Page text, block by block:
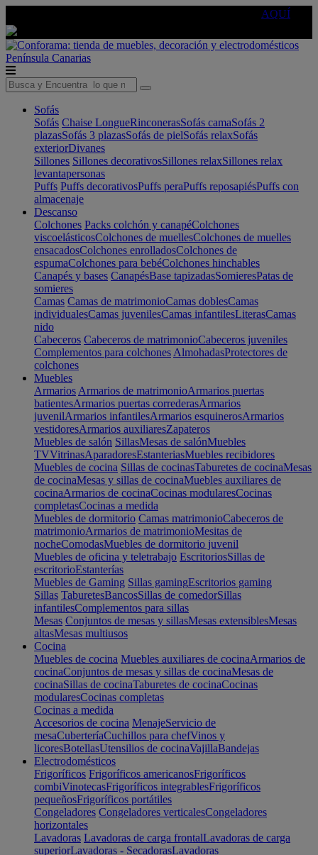
AQUÍ
Península Canarias
Sofás
Sofás Chaise LongueRinconerasSofás camaSofás 2
plazasSofás 3 plazasSofás de pielSofás relaxSofás
exteriorDivanes
Sillones Sillones decorativosSillones relaxSillones relax
levantapersonas
Puffs Puffs decorativosPuffs peraPuffs reposapiésPuffs con
almacenaje
Descanso
Colchones Packs colchón y canapéColchones
viscoelásticosColchones de muellesColchones de muelles
ensacadosColchones enrolladosColchones de
espumaColchones para bebéColchones hinchables
Canapés y bases CanapésBase tapizadasSomieresPatas de
somieres
Camas Camas de matrimonioCamas doblesCamas
individualesCamas juvenilesCamas infantilesLiterasCamas
nido
Cabeceros Cabeceros de matrimonioCabeceros juveniles
Complementos para colchones AlmohadasProtectores de
colchones
Muebles
Armarios Armarios de matrimonioArmarios puertas
batientesArmarios puertas correderasArmarios
juvenilArmarios infantilesArmarios esquinerosArmarios
vestidoresArmarios auxiliaresZapateros
Muebles de salón SillasMesas de salónMuebles
TVVitrinasAparadoresEstanteriasMuebles recibidores
Muebles de cocina Sillas de cocinasTaburetes de cocinaMesas
de cocinaMesas y sillas de cocinaMuebles auxiliares de
cocinaArmarios de cocinaCocinas modularesCocinas
completasCocinas a medida
Muebles de dormitorio Camas matrimonioCabeceros de
matrimonioArmarios de matrimonioMesitas de
nocheComodasMuebles de dormitorio juvenil
Muebles de oficina y teletrabajo EscritoriosSillas de
escritorioEstanterías
Muebles de Gaming Sillas gamingEscritorios gaming
Sillas TaburetesBancosSillas de comedorSillas
infantilesComplementos para sillas
Mesas Conjuntos de mesas y sillasMesas extensiblesMesas
altasMesas multiusos
Cocina
Muebles de cocina Muebles auxiliares de cocinaArmarios de
cocinaConjuntos de mesas y sillas de cocinaMesas de
cocinaSillas de cocinaTaburetes de cocinaCocinas
modularesCocinas completas
Cocinas a medida
Accesorios de cocina MenajeServicio de
mesaCuberteríaCuchillos para chefVinos y
licoresBotellasUtensilios de cocinaVajillaBandejas
Electrodomésticos
Frigoríficos Frigoríficos americanosFrigoríficos
combiVinotecasFrigoríficos integrablesFrigoríficos
pequeñosFrigoríficos portátiles
Congeladores Congeladores verticalesCongeladores
horizontales
Lavadoras Lavadoras de carga frontalLavadoras de carga
superiorLavadoras - SecadorasLavadoras